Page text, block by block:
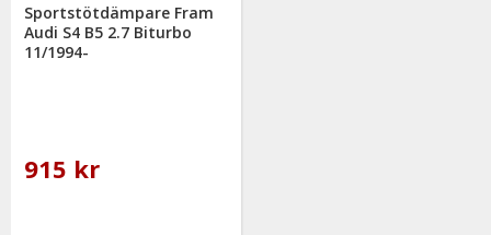
Sportstötdämpare Fram
Audi S4 B5 2.7 Biturbo
11/1994-
915 kr